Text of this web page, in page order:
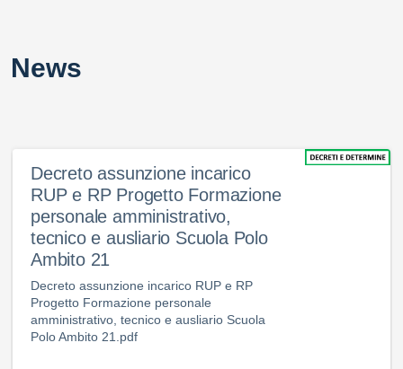
News
Decreto assunzione incarico
RUP e RP Progetto Formazione
personale amministrativo,
tecnico e ausliario Scuola Polo
Ambito 21
Decreto assunzione incarico RUP e RP
Progetto Formazione personale
amministrativo, tecnico e ausliario Scuola
Polo Ambito 21.pdf